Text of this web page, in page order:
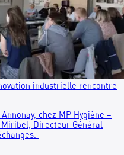
la Gazette des
15h lors d’un webinaire
consacré à une
: comment passer
sur le terrain ?